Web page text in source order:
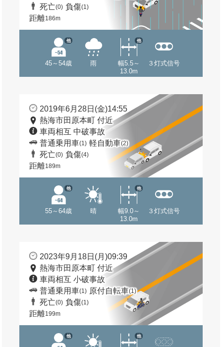
死亡(0) 負傷(1)
距離186m
45～54歳
他
雨
幅5.5～
13.0m
他
３灯式信号
2019年6月28日(金)14:55
熱海市田原本町 付近
車両相互 中破事故
普通乗用車(1) 軽自動車(2)
死亡(0) 負傷(4)
距離189m
55～64歳
他
晴
幅9.0～
13.0m
他
３灯式信号
2023年9月18日(月)09:39
熱海市田原本町 付近
車両相互 小破事故
普通乗用車(1) 原付自転車(1)
死亡(0) 負傷(1)
距離199m
他 他